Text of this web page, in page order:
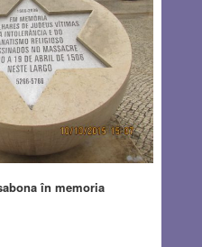
în memoria